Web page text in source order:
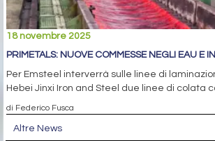
18 novembre 2025
PRIMETALS: NUOVE COMMESSE NEGLI EAU E
Per Emsteel interverrà sulle linee di
Hebei Jinxi Iron and Steel due linee di colata
di Federico Fusca
Altre News